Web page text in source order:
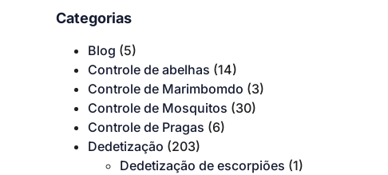
Categorias
Blog (5)
Controle de abelhas (14)
Controle de Marimbomdo (3)
Controle de Mosquitos (30)
Controle de Pragas (6)
Dedetização (203)
Dedetização de escorpiões (1)